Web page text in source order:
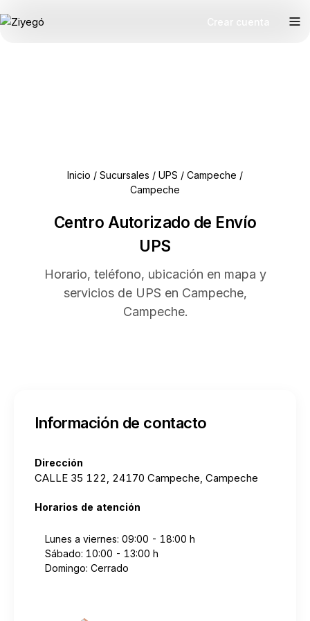
Inicio / Sucursales / UPS / Campeche /
Campeche
Centro Autorizado de Envío
UPS
Horario, teléfono, ubicación en mapa y
servicios de UPS en Campeche,
Campeche.
Información de contacto
Dirección
CALLE 35 122, 24170 Campeche, Campeche
Horarios de atención
Lunes a viernes: 09:00 - 18:00 h
Sábado: 10:00 - 13:00 h
Domingo: Cerrado